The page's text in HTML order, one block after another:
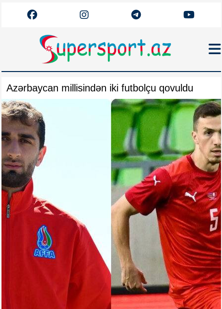
Arxiv
Futbol
Azərbaycan
Premyer Liqa
Dünya
Superliqa
Canlı
Yazarlar
Azərbaycan millisindən iki futbolçu qovuldu